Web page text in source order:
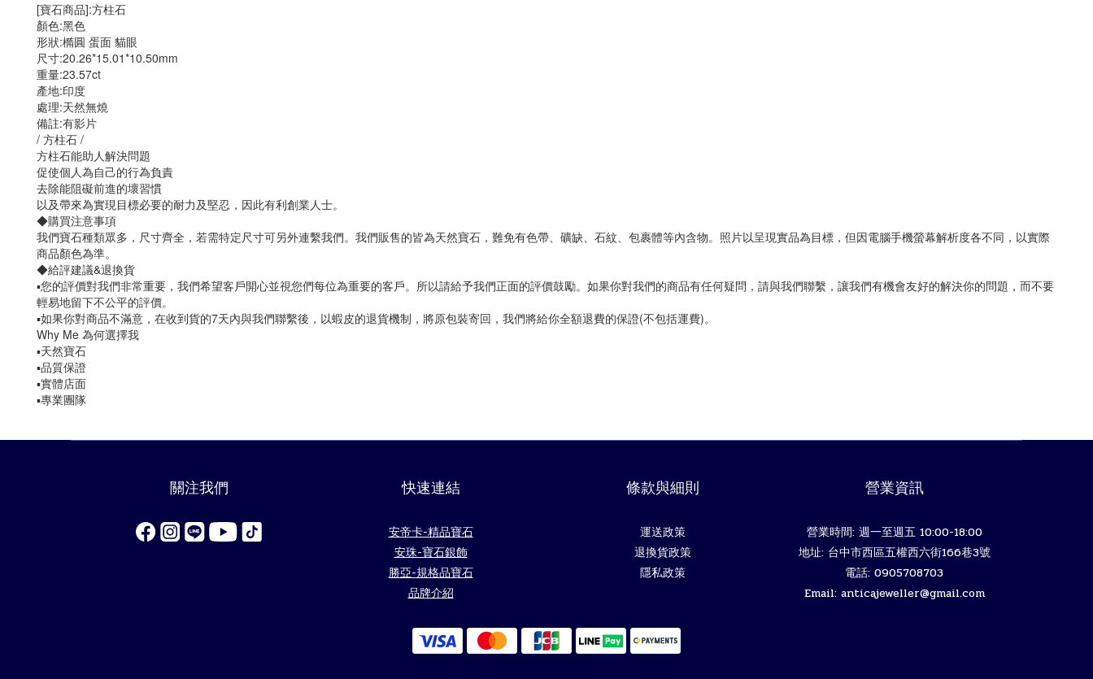
[寶石商品]:方柱石
顏色:黑色
形狀:橢圓 蛋面 貓眼
尺寸:20.26*15.01*10.50mm
重量:23.57ct
產地:印度
處理:天然無燒
備註:有影片
/ 方柱石 /
方柱石能助人解決問題
促使個人為自己的行為負責
去除能阻礙前進的壞習慣
以及帶來為實現目標必要的耐力及堅忍，因此有利創業人士。
◆購買注意事項
我們寶石種類眾多，尺寸齊全，若需特定尺寸可另外連繫我們。我們販售的皆為天然寶石，難免有色帶、礦缺、石紋、包裹體等內含物。照片以呈現實品為目標，但因電腦手機螢幕解析度各不同，以實際
商品顏色為準。
◆給評建議&退換貨
▪️您的評價對我們非常重要，我們希望客戶開心並視您們每位為重要的客戶。所以請給予我們正面的評價鼓勵。如果你對我們的商品有任何疑問，請與我們聯繫，讓我們有機會友好的解決你的問題，而不要
輕易地留下不公平的評價。
▪️如果你對商品不滿意，在收到貨的7天內與我們聯繫後，以蝦皮的退貨機制，將原包裝寄回，我們將給你全額退費的保證(不包括運費)。
Why Me 為何選擇我
▪️天然寶石
▪️品質保證
▪️實體店面
▪️專業團隊
關注我們 快速連結
安帝卡-精品寶石
安珠-寶石銀飾
勝亞-規格品寶石
品牌介紹
條款與細則
運送政策
退換貨政策
隱私政策
營業資訊
營業時間: 週一至週五 10:00-18:00
地址: 台中市西區五權西六街166巷3號
電話: 0905708703
Email: anticajeweller@gmail.com